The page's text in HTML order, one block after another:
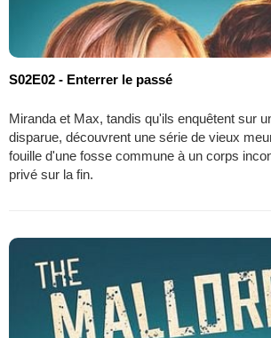
S02E02 - Enterrer le passé
Miranda et Max, tandis qu'ils enquêtent sur
disparue, découvrent une série de vieux
fouille d'une fosse commune à un corps
privé sur la fin.